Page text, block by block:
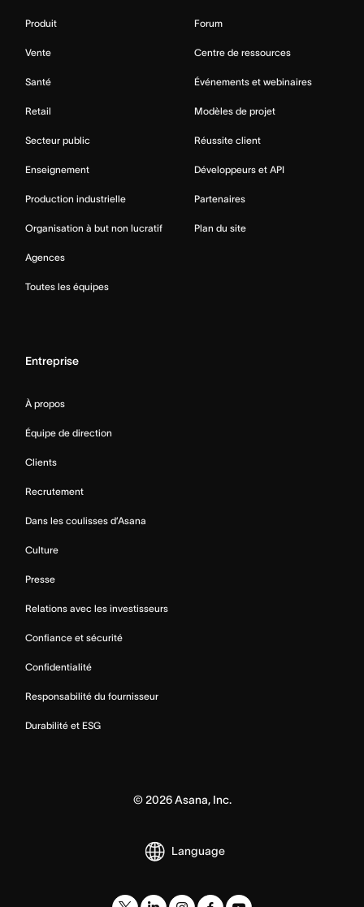
Produit
Vente
Santé
Retail
Secteur public
Enseignement
Production industrielle
Organisation à but non lucratif
Agences
Toutes les équipes
Forum
Centre de ressources
Événements et webinaires
Modèles de projet
Réussite client
Développeurs et API
Partenaires
Plan du site
Entreprise
À propos
Équipe de direction
Clients
Recrutement
Dans les coulisses d’Asana
Culture
Presse
Relations avec les investisseurs
Confiance et sécurité
Confidentialité
Responsabilité du fournisseur
Durabilité et ESG
© 2026Asana, Inc.
Language